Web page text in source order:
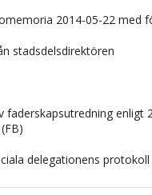
2014-05-22 med
stadsdelsdirektören
faderskapsutredning enligt
delegationens protokoll